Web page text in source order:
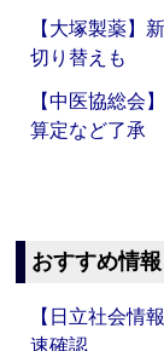
【大塚製薬】
切り替えも
【中医協総会
算定など了承
おすすめ情報
【日立社会情
速確認